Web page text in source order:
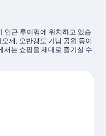
인근 루이펑에 위치하고 있습
제, 오반갱도 기념 공원 등이
서는 쇼핑을 제대로 즐기실 수
크도 놓치지 마세요.